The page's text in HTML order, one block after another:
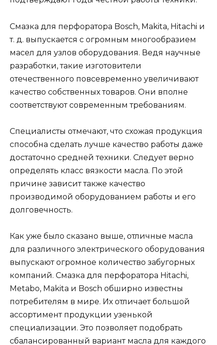
Смазка для перфоратора Bosch, Makita, Hitachi и
т. д. выпускается с огромным многообразием
масел для узлов оборудования. Ведя научные
разработки, такие изготовители
отечественного повсевременно увеличивают
качество собственных товаров. Они вполне
соответствуют современным требованиям.
Специалисты отмечают, что схожая продукция
способна сделать лучше качество работы даже
достаточно средней техники. Следует верно
определять класс вязкости масла. По этой
причине зависит также качество
производимой оборудованием работы и его
долговечность.
Как уже было сказано выше, отличные масла
для различного электрического оборудования
выпускают огромное количество забугорных
компаний. Смазка для перфоратора Hitachi,
Metabo, Makita и Bosch обширно известны
потребителям в мире. Их отличает большой
ассортимент продукции узенькой
специализации. Это позволяет подобрать
сбалансированный вариант масла для каждого